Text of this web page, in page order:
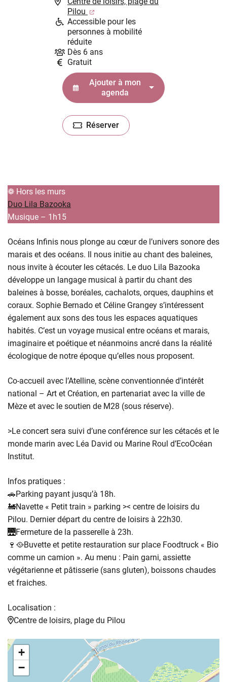
Pilou
(ouverture dans un nouvel onglet)
Accessible pour les
personnes à mobilité
réduite
Dès 6 ans
Gratuit
Ajouter à mon
agenda
Réserver
(ouverture dans un nouvel onglet)
❁ Hors les murs
Duo Lila Bazooka
Musique – 1h15
Océans Infinis nous plonge au cœur de l’univers sonore des
marais et des océans. Il nous initie au chant des baleines,
nous invite à écouter les cétacés. Le duo Lila Bazooka
développe un langage musical à partir du chant des
baleines à bosse, boréales, cachalots, orques, dauphins et
coraux. Sophie Bernado et Céline Grangey s’intéressent
également aux sons des tous les espaces aquatiques
habités. C’est un voyage musical entre océans et marais,
imaginaire et poétique et néanmoins ancré dans la réalité
écologique de notre époque qu’elles nous proposent.
Co-accueil avec l’Atelline, scène conventionnée d’intérêt
national – Art et Création, en partenariat avec la ville de
Mèze et avec le soutien de M28 (sous réserve).
>Le concert sera suivi d’une conférence sur les cétacés et le
monde marin avec Léa David ou Marine Roul d’EcoOcéan
Institut.
Infos pratiques :
🚗Parking payant jusqu’à 18h.
🚂Navette « Petit train » parking >< centre de loisirs du
Pilou. Dernier départ du centre de loisirs à 22h30.
🌉Fermeture de la passerelle à 23h.
🍷🥘Buvette et petite restauration sur place Foodtruck « Bio
comme un camion ». Au menu : Pain garni, assiette
végétarienne et pâtisserie (sans gluten), boissons chaudes
et fraiches.
Localisation :
Centre de loisirs, plage du Pilou
+
−